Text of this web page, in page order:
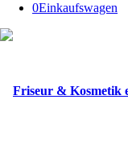
0Einkaufswagen